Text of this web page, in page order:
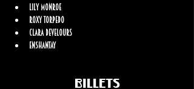
Lily Monroe
Roxy Torpedo
Clara Develours
Enshantay
Billets